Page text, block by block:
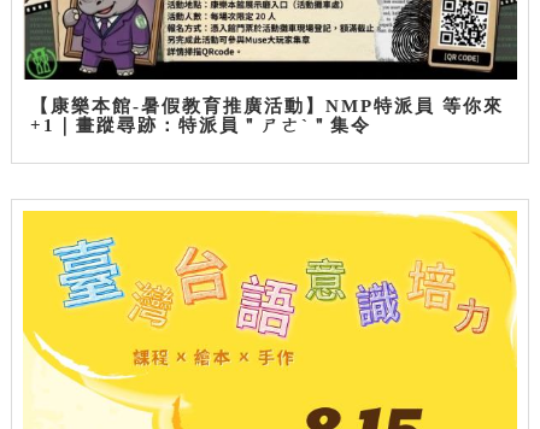
【康樂本館-暑假教育推廣活動】NMP特派員 等你來
+1｜畫蹤尋跡：特派員＂ㄕㄜˋ＂集令